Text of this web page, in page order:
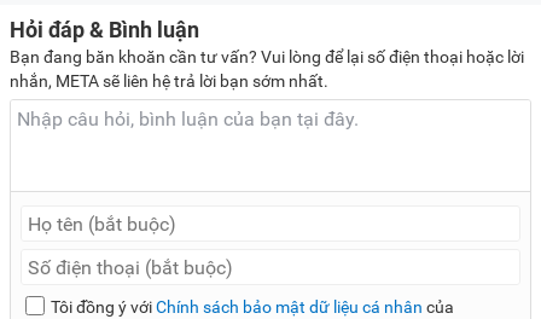
Hỏi đáp & Bình luận
Bạn đang băn khoăn cần tư vấn? Vui lòng để lại số điện thoại hoặc lời
nhắn, META sẽ liên hệ trả lời bạn sớm nhất.
Tôi đồng ý vớiChính sách bảo mật dữ liệu cá nhân của